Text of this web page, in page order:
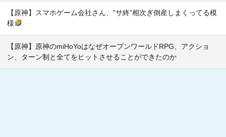
【原神】スマホゲーム会社さん、”サ終”相次ぎ倒産しまくってる模
様
【原神】原神のmiHoYoはなぜオープンワールドRPG、アクショ
ン、ターン制と全てをヒットさせることができたのか